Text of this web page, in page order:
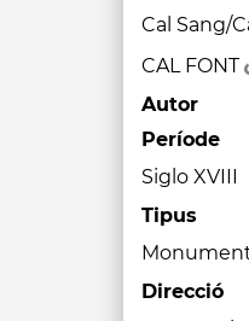
Cal Sang/
CAL FONT
Autor
Període
Siglo XVIII
Tipus
Direcció